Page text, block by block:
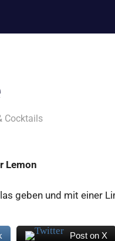
Cocktails
Lemon
geben und mit einer
Post on X